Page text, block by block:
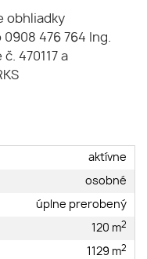
obhliadky
476 764 Ing.
470117 a
aktívne
osobné
úplne prerobený
120 m2
1129 m2